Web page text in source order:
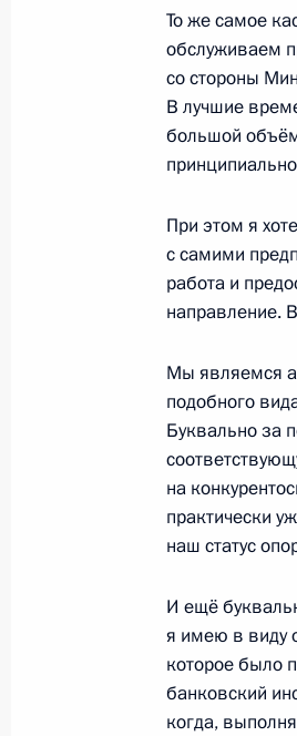
Встреча с
14 января 2022
12 января
12 января 2022
12 января 2022
11 января
Совещание с
10 января
Сессия
То же самое
обслуживаем
со стороны
В лучшие
большой
При этом я
с самими
работа и
направление.
Мы являемся
подобного
Буквально за
на
практически
наш статус
И ещё
я имею в виду
которое было
банковский
когда,